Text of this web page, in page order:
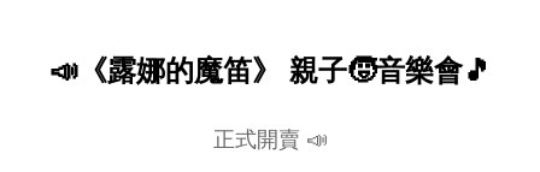
📣《露娜的魔笛》 親子🧒音樂會🎵
正式開賣 📣